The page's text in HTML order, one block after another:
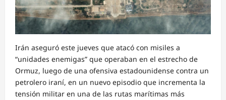
Irán aseguró este jueves que atacó con misiles a
“unidades enemigas” que operaban en el estrecho de
Ormuz, luego de una ofensiva estadounidense contra un
petrolero iraní, en un nuevo episodio que incrementa la
tensión militar en una de las rutas marítimas más